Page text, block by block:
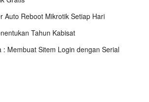
Auto Reboot Mikrotik Setiap Hari
Tahun Kabisat
: Membuat Sitem Login dengan Serial